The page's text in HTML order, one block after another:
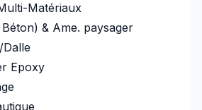
de bain en marbre
escaliers
les régions des
de Lanaudière, au
Matériaux
& Ame. paysager
Epoxy